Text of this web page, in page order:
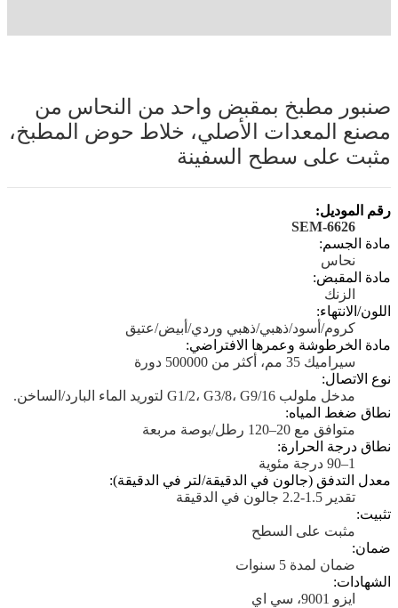
صنبور مطبخ بمقبض واحد من النحاس من
مصنع المعدات الأصلي، خلاط حوض المطبخ،
مثبت على سطح السفينة
رقم الموديل:
SEM-6626
مادة الجسم:
نحاس
مادة المقبض:
الزنك
اللون/الانتهاء:
كروم/أسود/ذهبي/ذهبي وردي/أبيض/عتيق
مادة الخرطوشة وعمرها الافتراضي:
سيراميك 35 مم، أكثر من 500000 دورة
نوع الاتصال:
مدخل ملولب G1/2، G3/8، G9/16 لتوريد الماء البارد/الساخن.
نطاق ضغط المياه:
متوافق مع 20–120 رطل/بوصة مربعة
نطاق درجة الحرارة:
1–90 درجة مئوية
معدل التدفق (جالون في الدقيقة/لتر في الدقيقة):
تقدير 1.5-2.2 جالون في الدقيقة
تثبيت:
مثبت على السطح
ضمان:
ضمان لمدة 5 سنوات
الشهادات:
ايزو 9001، سي اي